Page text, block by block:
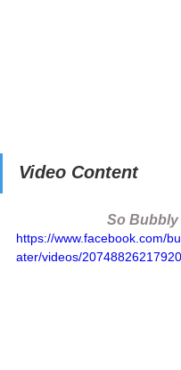
Video Content
So Bubbly
https://www.facebook.com/
ater/videos/